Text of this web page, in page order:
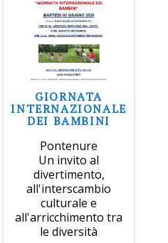
GIORNATA
INTERNAZIONALE
DEI BAMBINI
Pontenure
Un invito al
divertimento,
all'interscambio
culturale e
all'arricchimento tra
le diversità